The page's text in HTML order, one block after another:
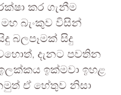
කර ගැනීම
බැංකුව විසින්
බලපෑමක් සිදු
දැනට පවතින
ඉක්මවා ඉහළ
ඒ හේතුව නිසා